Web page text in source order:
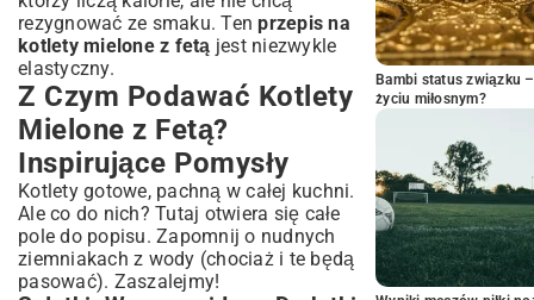
rezygnować ze smaku. Tenprzepis na
kotlety mielone z fetą jest niezwykle
elastyczny.
Z Czym Podawać Kotlety
Mielone z Fetą?
Inspirujące Pomysły
Kotlety gotowe, pachną w całej kuchni.
Ale co do nich? Tutaj otwiera się całe
pole do popisu. Zapomnij o nudnych
ziemniakach z wody (chociaż i te będą
pasować). Zaszalejmy!
Bambi status związku
życiu miłosnym?